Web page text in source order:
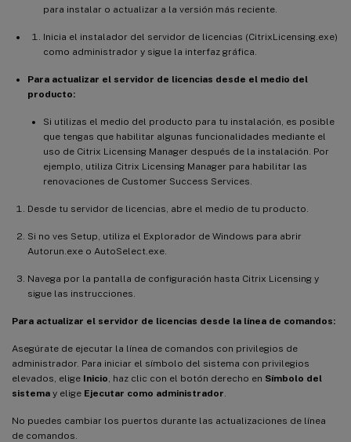
para instalar o actualizar a la versión más reciente.
Inicia el instalador del servidor de licencias (CitrixLicensing.exe)
como administrador y sigue la interfaz gráfica.
Para actualizar el servidor de licencias desde el medio del
producto:
Si utilizas el medio del producto para tu instalación, es posible
que tengas que habilitar algunas funcionalidades mediante el
uso de Citrix Licensing Manager después de la instalación. Por
ejemplo, utiliza Citrix Licensing Manager para habilitar las
renovaciones de Customer Success Services.
Desde tu servidor de licencias, abre el medio de tu producto.
Si no ves Setup, utiliza el Explorador de Windows para abrir
Autorun.exe o AutoSelect.exe.
Navega por la pantalla de configuración hasta Citrix Licensing y
sigue las instrucciones.
Para actualizar el servidor de licencias desde la línea de comandos:
Asegúrate de ejecutar la línea de comandos con privilegios de
administrador. Para iniciar el símbolo del sistema con privilegios
elevados, elige Inicio , haz clic con el botón derecho en Símbolo del
sistema y elige Ejecutar como administrador
No puedes cambiar los puertos durante las actualizaciones de línea
de comandos.